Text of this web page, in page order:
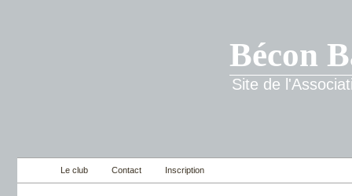
Bécon
Site de
Le club Contact Inscription